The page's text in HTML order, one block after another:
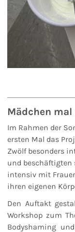
Mädchen
Im Rahmen der
ersten Mal das
Zwölf besonders
und beschäftigten
intensiv mit
ihren eigenen
Den Auftakt
Workshop zum
Bodyshaming